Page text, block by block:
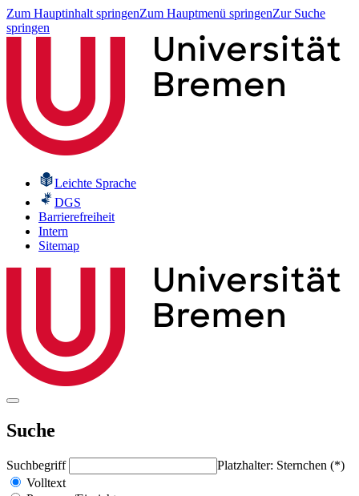
Zum Hauptinhalt springenZum Hauptmenü springenZur Suche
springen
Leichte Sprache
DGS
Barrierefreiheit
Intern
Sitemap
Suche
Suchbegriff
Platzhalter: Sternchen (*)
Volltext